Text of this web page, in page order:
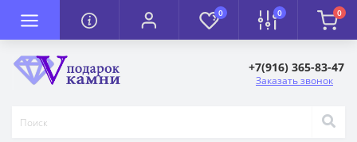
0 0 0
+7(916) 365-83-47
Заказать звонок